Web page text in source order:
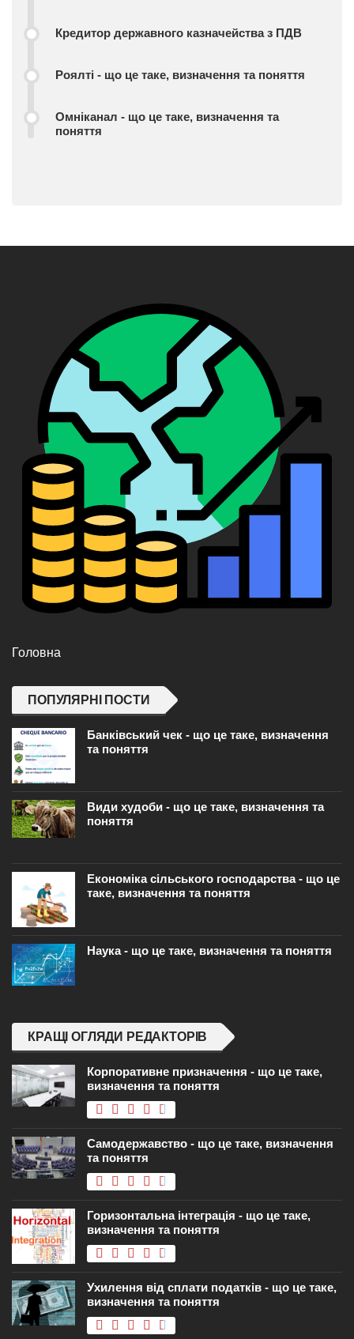
Кредитор державного казначейства з ПДВ
Роялті - що це таке, визначення та поняття
Омніканал - що це таке, визначення та
поняття
Головна
ПОПУЛЯРНІ ПОСТИ
Банківський чек - що це таке, визначення
та поняття
Види худоби - що це таке, визначення та
поняття
Економіка сільського господарства - що це
таке, визначення та поняття
Наука - що це таке, визначення та поняття
КРАЩІ ОГЛЯДИ РЕДАКТОРІВ
Корпоративне призначення - що це таке,
визначення та поняття
Самодержавство - що це таке, визначення
та поняття
Горизонтальна інтеграція - що це таке,
визначення та поняття
Ухилення від сплати податків - що це таке,
визначення та поняття